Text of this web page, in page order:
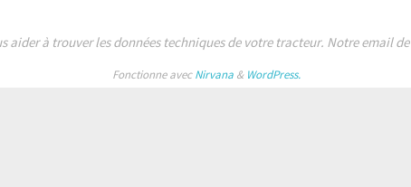
aider à trouver les données techniques de votre tracteur. Notre email
Fonctionne avecNirvana & WordPress.